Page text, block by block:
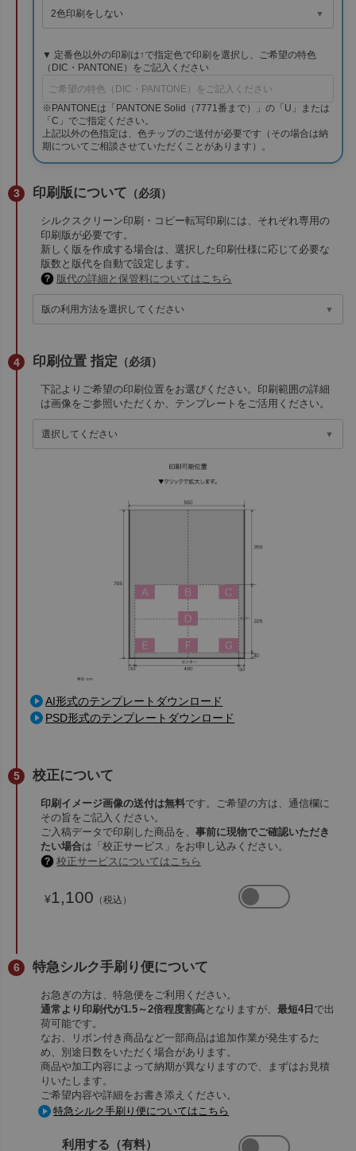
▼ 定番色以外の印刷は↑で指定色で印刷を選択し、ご希望の特色
（DIC・PANTONE）をご記入ください
※PANTONEは「PANTONE Solid（7771番まで）」の「U」または
「C」でご指定ください。
上記以外の色指定は、色チップのご送付が必要です（その場合は納
期についてご相談させていただくことがあります）。
印刷版について （必須）
シルクスクリーン印刷・コピー転写印刷には、それぞれ専用の
印刷版が必要です。
新しく版を作成する場合は、選択した印刷仕様に応じて必要な
版数と版代を自動で設定します。
版代の詳細と保管料についてはこちら
印刷位置 指定 （必須）
下記よりご希望の印刷位置をお選びください。印刷範囲の詳細
は画像をご参照いただくか、テンプレートをご活用ください。
AI形式のテンプレートダウンロード
PSD形式のテンプレートダウンロード
校正について
印刷イメージ画像の送付は無料です。ご希望の方は、通信欄に
その旨をご記入ください。
ご入稿データで印刷した商品を、事前に現物でご確認いただき
たい場合は「校正サービス」をお申し込みください。
校正サービスについてはこちら
¥1,100 （税込）
特急シルク手刷り便について
お急ぎの方は、特急便をご利用ください。
通常より印刷代が1.5～2倍程度割高となりますが、最短4日 で出
荷可能です。
なお、リボン付き商品など一部商品は追加作業が発生するた
め、別途日数をいただく場合があります。
商品や加工内容によって納期が異なりますので、まずはお見積
りいたします。
ご希望内容や詳細をお書き添えください。
特急シルク手刷り便についてはこちら
利用する（有料）